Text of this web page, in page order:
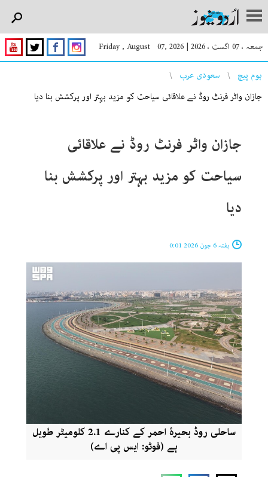
جمعہ ، 07 اگست ، 2026 |
Friday , August 07, 2026
You are here
ہوم پیچ
سعودی عرب
جازان واٹر فرنٹ روڈ نے علاقائی سیاحت کو مزید بہتر اور پرکشش بنا دیا
جازان واٹر فرنٹ روڈ نے علاقائی
سیاحت کو مزید بہتر اور پرکشش بنا
دیا
ہفتہ 6 جون 2026 0:01
ساحلی روڈ بحیرۂ احمر کے کنارے 2.1 کلومیٹر طویل
ہے (فوٹو: ایس پی اے)